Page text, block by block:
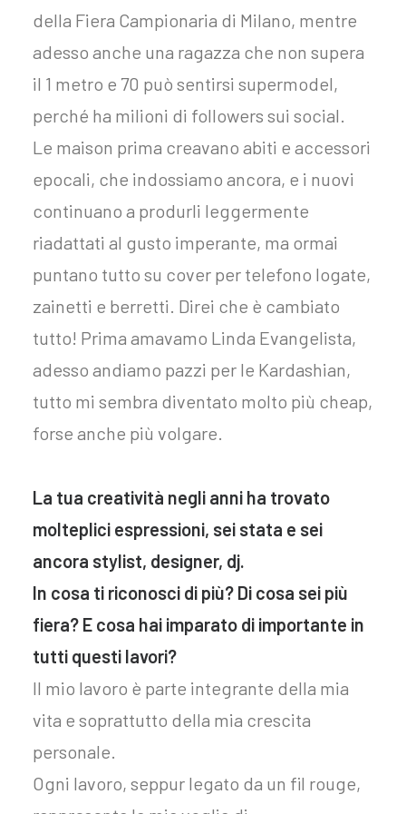
della Fiera Campionaria di Milano, mentre
adesso anche una ragazza che non supera
il 1 metro e 70 può sentirsi supermodel,
perché ha milioni di followers sui social.
Le maison prima creavano abiti e accessori
epocali, che indossiamo ancora, e i nuovi
continuano a produrli leggermente
riadattati al gusto imperante, ma ormai
puntano tutto su cover per telefono logate,
zainetti e berretti. Direi che è cambiato
tutto! Prima amavamo Linda Evangelista,
adesso andiamo pazzi per le Kardashian,
tutto mi sembra diventato molto più cheap,
forse anche più volgare.
La tua creatività negli anni ha trovato
molteplici espressioni, sei stata e sei
ancora stylist, designer, dj.
In cosa ti riconosci di più? Di cosa sei più
fiera? E cosa hai imparato di importante in
tutti questi lavori?
Il mio lavoro è parte integrante della mia
vita e soprattutto della mia crescita
personale.
Ogni lavoro, seppur legato da un fil rouge,